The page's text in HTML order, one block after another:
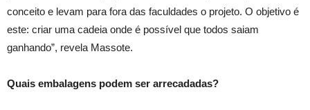
conceito e levam para fora das faculdades o projeto. O objetivo é
este: criar uma cadeia onde é possível que todos saiam
ganhando”, revela Massote.
Quais embalagens podem ser arrecadadas?